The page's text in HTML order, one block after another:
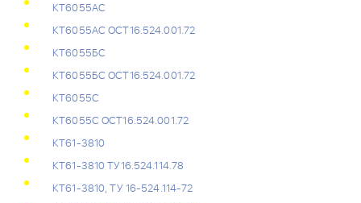
КТ6055АС
КТ6055АС ОСТ16.524.001.72
КТ6055БС
КТ6055БС ОСТ16.524.001.72
КТ6055С
КТ6055С ОСТ16.524.001.72
КТ61-3810
КТ61-3810 ТУ16.524.114.78
КТ61-3810, ТУ 16-524.114-72